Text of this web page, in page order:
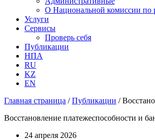
О Национальной комиссии по
Услуги
Сервисы
Проверь себя
Публикации
НПА
RU
KZ
EN
Главная страница /Публикации /
Восстановление платежеспособности и
24 апреля 2026